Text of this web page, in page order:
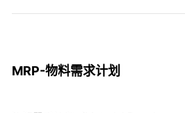
MRP-物料需求计划